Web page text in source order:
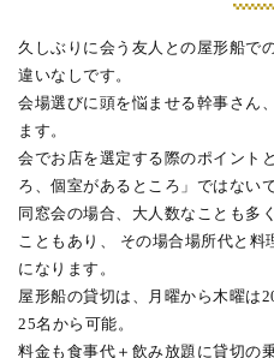
久しぶりに会う友人との屋形船で
違いなしです。
会場選びに頭を悩ませる幹事さん
ます。
会でお店を選定する際のポイント
ろ、個室があるところ」ではない
同窓会の場合、大人数なことも多
こともあり、
その場合場所代と料
になります。
屋形船の貸切は、月曜から木曜は
25名から可能。
料金も食事代＋飲み放題に貸切の